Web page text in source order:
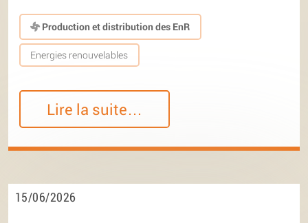
Production et distribution des EnR
Energies renouvelables
Lire la suite…
15/06/2026